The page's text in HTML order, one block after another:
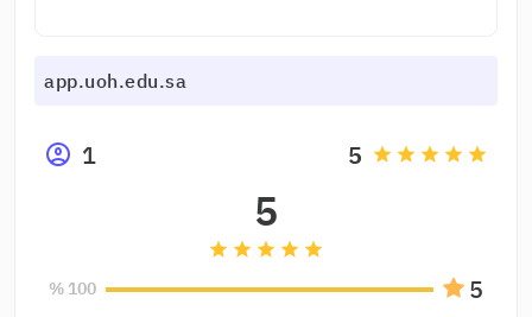
app.uoh.edu.sa
grade
grade
grade
grade
grade
5
1
5
grade
grade
grade
grade
grade
5
100 %